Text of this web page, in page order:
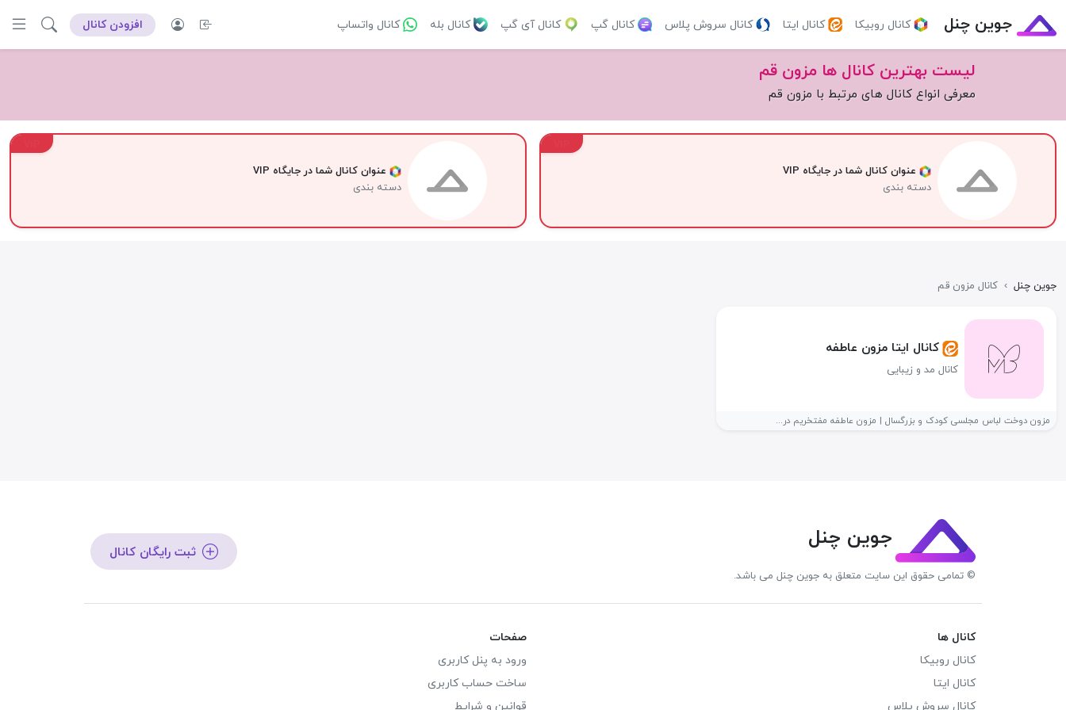
جوین چنل کانال روبیکا کانال ایتا کانال سروش پلاس کانال گپ کانال آی گپ کانال بله کانال واتساپ افزودن کانال
لیست بهترین کانال ها مزون قم
معرفی انواع کانال های مرتبط با مزون قم
عنوان کانال شما در جایگاه VIP
دسته بندی
عنوان کانال شما در جایگاه VIP
دسته بندی
جوین چنل › کانال مزون قم
کانال ایتا مزون عاطفه
کانال مد و زیبایی
مزون دوخت لباس مجلسی کودک و بزرگسال | مزون عاطفه مفتخریم در...
جوین چنل
© تمامی حقوق این سایت متعلق به جوین چنل می باشد.
ثبت رایگان کانال
کانال ها
کانال روبیکا
کانال ایتا
کانال سروش پلاس
صفحات
ورود به پنل کاربری
ساخت حساب کاربری
قوانین و شرایط